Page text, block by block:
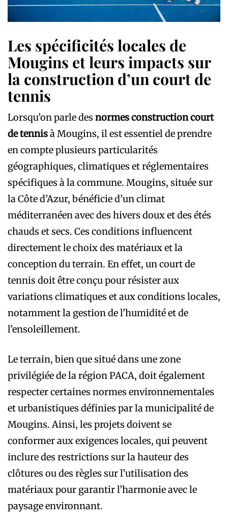
Les spécificités locales de
Mougins et leurs impacts sur
la construction d’un court de
tennis
Lorsqu’on parle des normes construction court
de tennisà Mougins, il est essentiel de prendre
en compte plusieurs particularités
géographiques, climatiques et réglementaires
spécifiques à la commune. Mougins, située sur
la Côte d’Azur, bénéficie d’un climat
méditerranéen avec des hivers doux et des étés
chauds et secs. Ces conditions influencent
directement le choix des matériaux et la
conception du terrain. En effet, un court de
tennis doit être conçu pour résister aux
variations climatiques et aux conditions locales,
notamment la gestion de l’humidité et de
l’ensoleillement.
Le terrain, bien que situé dans une zone
privilégiée de la région PACA, doit également
respecter certaines normes environnementales
et urbanistiques définies par la municipalité de
Mougins. Ainsi, les projets doivent se
conformer aux exigences locales, qui peuvent
inclure des restrictions sur la hauteur des
clôtures ou des règles sur l’utilisation des
matériaux pour garantir l’harmonie avec le
paysage environnant.